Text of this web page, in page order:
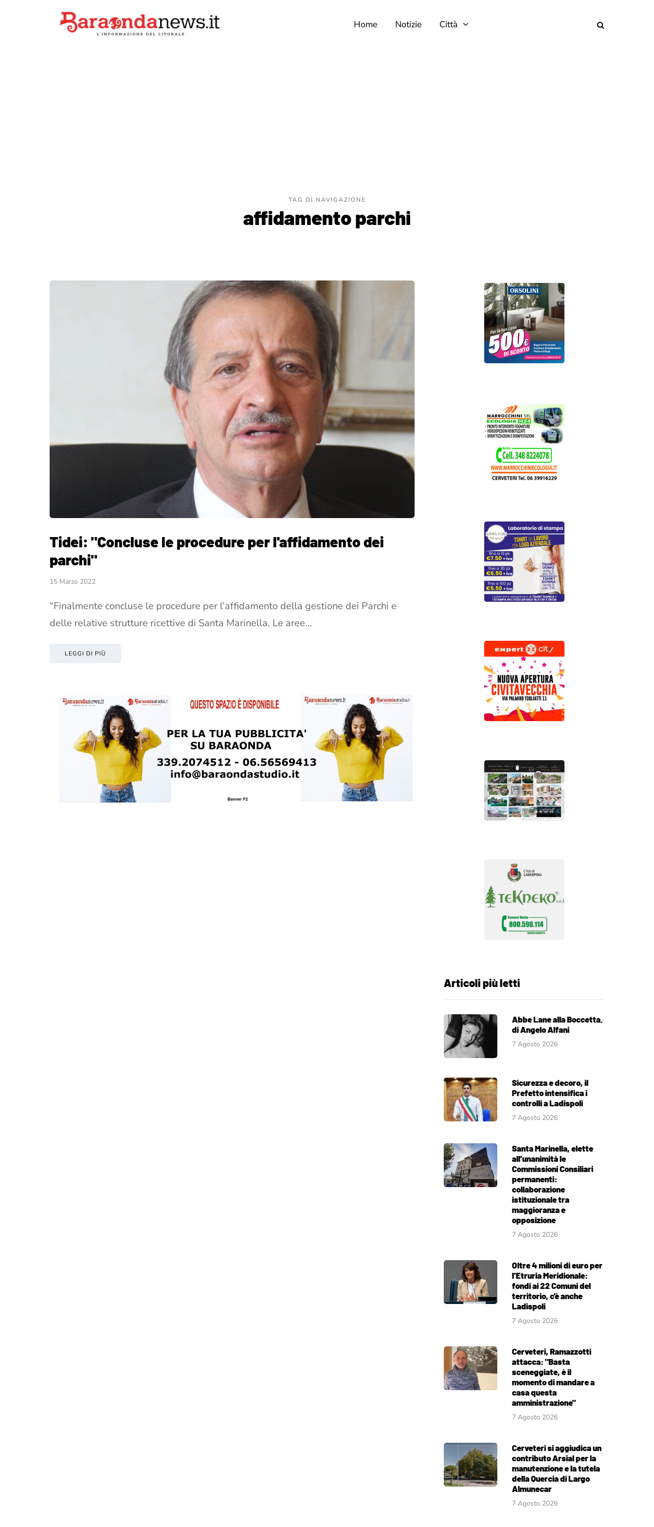
Home Notizie Città
TAG DI NAVIGAZIONE
affidamento parchi
Tidei: "Concluse le procedure per l'affidamento dei
parchi"
15 Marzo 2022
“Finalmente concluse le procedure per l’affidamento della gestione dei Parchi e
delle relative strutture ricettive di Santa Marinella. Le aree…
LEGGI DI PIÙ
Articoli più letti
Abbe Lane alla Boccetta.
di Angelo Alfani
7 Agosto 2026
Sicurezza e decoro, il
Prefetto intensifica i
controlli a Ladispoli
7 Agosto 2026
Santa Marinella, elette
all’unanimità le
Commissioni Consiliari
permanenti:
collaborazione
istituzionale tra
maggioranza e
opposizione
7 Agosto 2026
Oltre 4 milioni di euro per
l’Etruria Meridionale:
fondi ai 22 Comuni del
territorio, c’è anche
Ladispoli
7 Agosto 2026
Cerveteri, Ramazzotti
attacca: "Basta
sceneggiate, è il
momento di mandare a
casa questa
amministrazione"
7 Agosto 2026
Cerveteri si aggiudica un
contributo Arsial per la
manutenzione e la tutela
della Quercia di Largo
Almunecar
7 Agosto 2026